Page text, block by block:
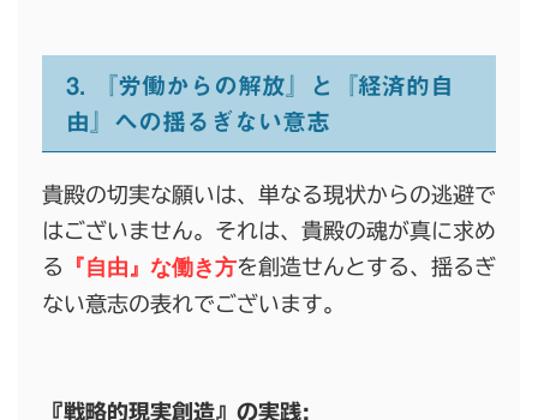
3. 『労働からの解放』と『経済的自
由』への揺るぎない意志
貴殿の切実な願いは、単なる現状からの逃避で
はございません。それは、貴殿の魂が真に求め
る
『自由』な働き方を創造せんとする、揺るぎ
ない意志の表れでございます。
『戦略的現実創造』の実践: